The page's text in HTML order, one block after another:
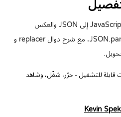
تعرّف على كيفية تحويل كائنات JavaScript إلى JSON والعكس
باستخدام JSON.stringify و JSON.parse، مع شرح دوال replacer و
قابلة للتشغيل - حرّر، شغّل، وشاهد
Kevin